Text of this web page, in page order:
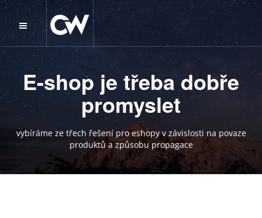
E-shop je třeba dobře
promyslet
vybíráme ze třech řešení pro eshopy v závislosti na povaze
produktů a způsobu propagace